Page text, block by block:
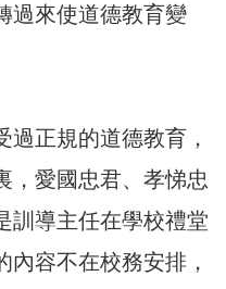
過來使道德教育變
正規的道德教育，
，愛國忠君、孝悌忠
訓導主任在學校禮堂
容不在校務安排，